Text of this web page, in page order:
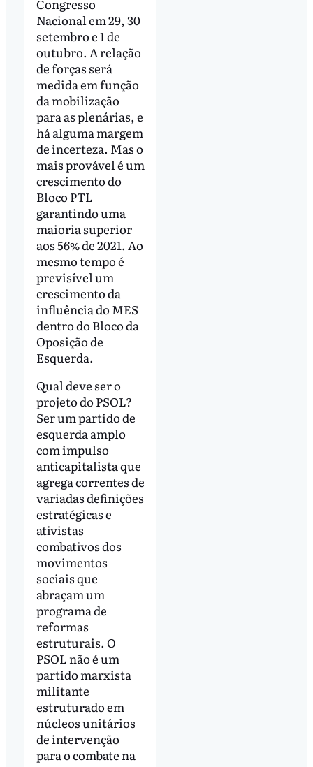
Congresso
Nacional em 29, 30
setembro e 1 de
outubro. A relação
de forças será
medida em função
da mobilização
para as plenárias, e
há alguma margem
de incerteza. Mas o
mais provável é um
crescimento do
Bloco PTL
garantindo uma
maioria superior
aos 56% de 2021. Ao
mesmo tempo é
previsível um
crescimento da
influência do MES
dentro do Bloco da
Oposição de
Esquerda.
Qual deve ser o
projeto do PSOL?
Ser um partido de
esquerda amplo
com impulso
anticapitalista que
agrega correntes de
variadas definições
estratégicas e
ativistas
combativos dos
movimentos
sociais que
abraçam um
programa de
reformas
estruturais. O
PSOL não é um
partido marxista
militante
estruturado em
núcleos unitários
de intervenção
para o combate na